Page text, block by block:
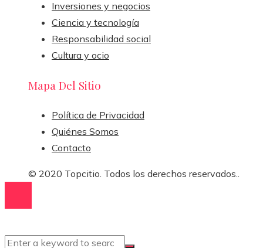
Inversiones y negocios
Ciencia y tecnología
Responsabilidad social
Cultura y ocio
Mapa Del Sitio
Política de Privacidad
Quiénes Somos
Contacto
© 2020 Topcitio. Todos los derechos reservados..